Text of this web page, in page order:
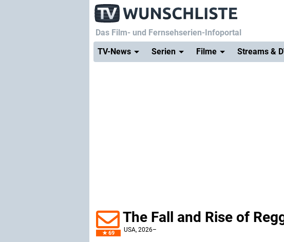
Das Film- und Fernsehserien-Infoportal
TV-News
Serien Filme Streams &
69
The Fall and Rise of
USA, 2026–